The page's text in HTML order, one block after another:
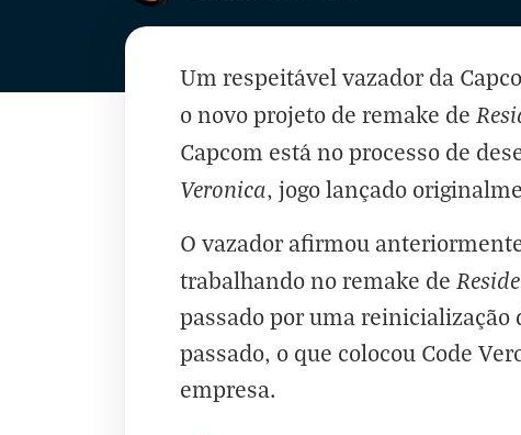
Um respeitável vazador da
o novo projeto de remake de
Capcom está no processo de
Veronica, jogo lançado
O vazador afirmou
trabalhando no remake de
passado por uma
passado, o que colocou Code
empresa.